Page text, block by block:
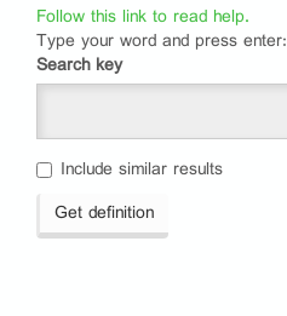
Follow this link to read help.
Type your word and press enter:
Search key
Include similar results
Get definition